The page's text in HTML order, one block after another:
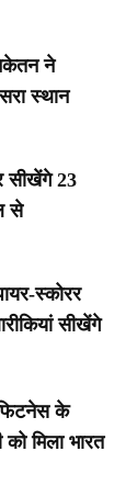
ने
स्थान
सीखेंगे 23
से
स्कोरर
सीखेंगे
के
मिला भारत